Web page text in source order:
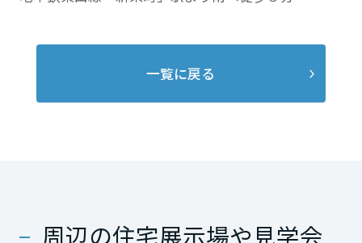
一覧に戻る
周辺の住宅展示場や見学会